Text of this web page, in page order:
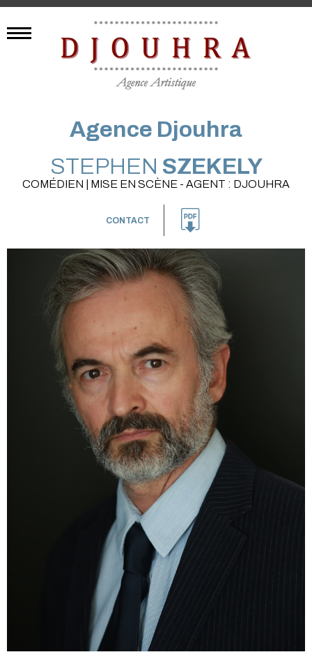
Agence Djouhra
STEPHEN SZEKELY
COMÉDIEN | MISE EN SCÈNE - AGENT : DJOUHRA
CONTACT